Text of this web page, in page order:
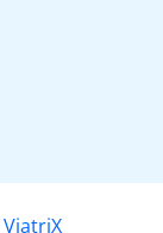
ViatriX